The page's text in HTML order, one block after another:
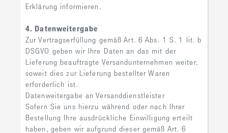
Erklärung informieren.
4. Datenweitergabe
Zur Vertragserfüllung gemäß Art. 6 Abs. 1 S. 1 lit. b
DSGVO geben wir Ihre Daten an das mit der
Lieferung beauftragte Versandunternehmen weiter,
soweit dies zur Lieferung bestellter Waren
erforderlich ist.
Datenweitergabe an Versanddienstleister
Sofern Sie uns hierzu während oder nach Ihrer
Bestellung Ihre ausdrückliche Einwilligung erteilt
haben, geben wir aufgrund dieser gemäß Art. 6